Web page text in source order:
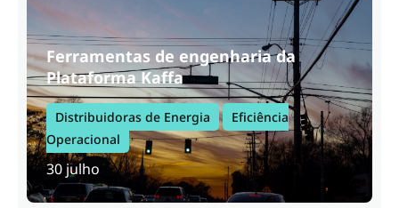
Ferramentas de engenharia da
Plataforma Kaffa
Distribuidoras de Energia
Eficiência
Operacional
30 julho